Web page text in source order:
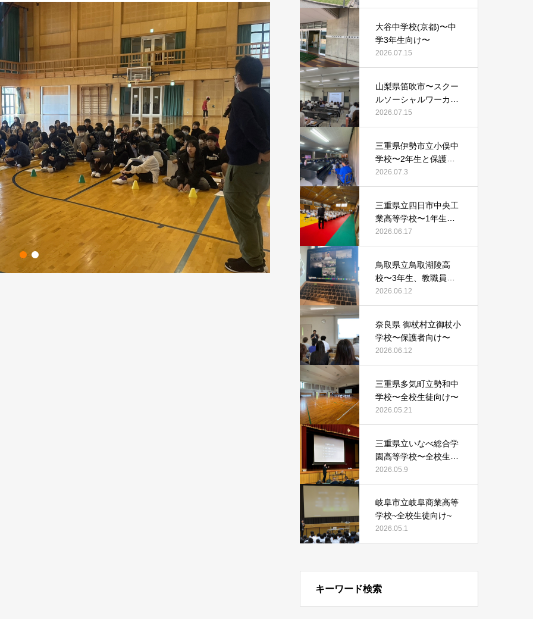
大谷中学校(京都)〜中
学3年生向け〜
2026.07.15
山梨県笛吹市〜スクー
ルソーシャルワーカー
等向け〜
2026.07.15
三重県伊勢市立小俣中
学校〜2年生と保護者
向け〜
2026.07.3
三重県立四日市中央工
業高等学校〜1年生向
け〜
2026.06.17
鳥取県立鳥取湖陵高
校〜3年生、教職員向
け〜
2026.06.12
奈良県 御杖村立御杖小
学校〜保護者向け〜
2026.06.12
三重県多気町立勢和中
学校〜全校生徒向け〜
2026.05.21
三重県立いなべ総合学
園高等学校〜全校生徒
向け〜
2026.05.9
岐阜市立岐阜商業高等
学校~全校生徒向け~
2026.05.1
キーワード検索